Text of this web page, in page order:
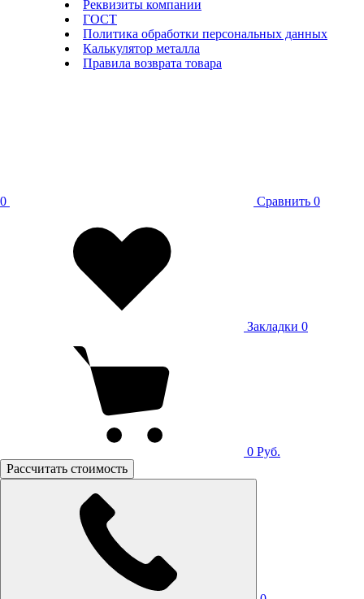
Реквизиты компании
ГОСТ
Политика обработки персональных данных
Калькулятор металла
Правила возврата товара
0 Сравнить 0
Закладки 0
0 Руб.
Рассчитать стоимость